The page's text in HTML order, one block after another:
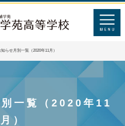
せ月別一覧（2020年11月）
一覧（2020年11
月）